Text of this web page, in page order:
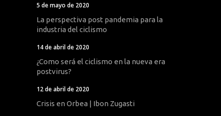
5 de mayo de 2020
La perspectiva post pandemia para la
industria del ciclismo
14 de abril de 2020
¿Como será el ciclismo en la nueva era
postvirus?
12 de abril de 2020
Crisis en Orbea | Ibon Zugasti